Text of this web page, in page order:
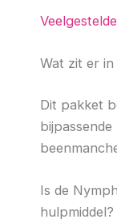
Wat zit er
Dit pakket
Is de
hulpmiddel?